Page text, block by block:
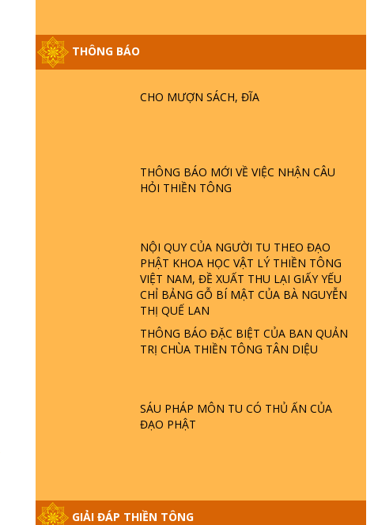
THÔNG BÁO
CHO MƯỢN SÁCH, ĐĨA
THÔNG BÁO MỚI VỀ VIỆC NHẬN CÂU
HỎI THIỀN TÔNG
NỘI QUY CỦA NGƯỜI TU THEO ĐẠO
PHẬT KHOA HỌC VẬT LÝ THIỀN TÔNG
VIỆT NAM, ĐỀ XUẤT THU LẠI GIẤY YẾU
CHỈ BẢNG GỖ BÍ MẬT CỦA BÀ NGUYỄN
THỊ QUẾ LAN
THÔNG BÁO ĐẶC BIỆT CỦA BAN QUẢN
TRỊ CHÙA THIỀN TÔNG TÂN DIỆU
SÁU PHÁP MÔN TU CÓ THỦ ẤN CỦA
ĐẠO PHẬT
GIẢI ĐÁP THIỀN TÔNG
HỘI GÌ? TỬ VÌ ĐẠO
PHẬT GIỚI CÓ THỜI GIAN KHÔNG? |
TTTD
LÀ AI? QUỶ SA TĂNG? | TTTD
GIẢI ĐÁP THIỀN TÔNG ĐẶC BIỆT P22 - TẠI
SAO TRÁI ĐẤT NHIỀU THIÊN TAI - LŨ LỤT
- HỎA HOẠN | TTTD
GIẢI ĐÁP THIỀN TÔNG ĐẶC BIỆT PHẦN 20